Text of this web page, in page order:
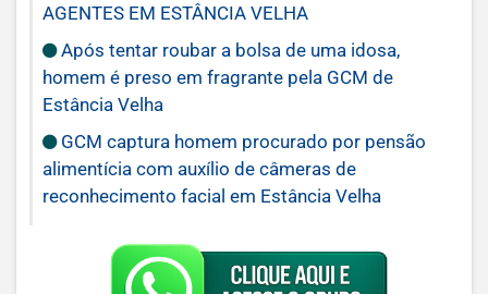
AGENTES EM ESTÂNCIA VELHA
Após tentar roubar a bolsa de uma idosa,
homem é preso em fragrante pela GCM de
Estância Velha
GCM captura homem procurado por pensão
alimentícia com auxílio de câmeras de
reconhecimento facial em Estância Velha